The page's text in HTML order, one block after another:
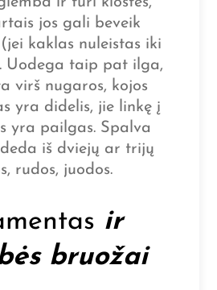
jos gali beveik
kaklas nuleistas iki
Uodega taip pat ilga,
virš nugaros, kojos
yra didelis, jie linkę į
yra pailgas. Spalva
iš dviejų ar trijų
rudos, juodos.
ir
bruožai